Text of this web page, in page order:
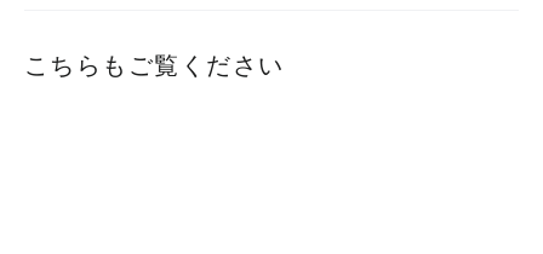
こちらもご覧ください